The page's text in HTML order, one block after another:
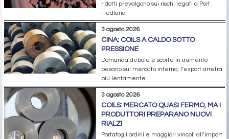
ridotti prevalgono sui rischi legati a Port
Hedland
3 agosto 2026
CINA: COILS A CALDO SOTTO
PRESSIONE
Domanda debole e scorte in aumento
pesano sul mercato interno; l’export arretra
più lentamente
3 agosto 2026
COILS: MERCATO QUASI FERMO, MA I
PRODUTTORI PREPARANO NUOVI
RIALZI
Portafogli ordini e maggiori vincoli all’import